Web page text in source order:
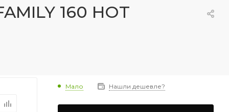
160 HOT
Мало Нашли дешевле?